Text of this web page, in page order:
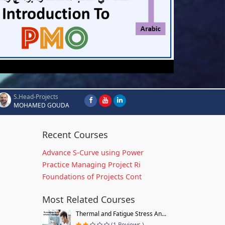
S.Head-Projects
MOHAMED GOUDA
Recent Courses
Advance S-Curve using Power
Practice Managing Project Ri
Foundations of Projects Cont
Most Related Courses
Thermal and Fatigue Stress An...